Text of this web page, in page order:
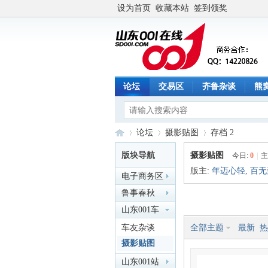
设为首页 收藏本站 签到领奖
论坛 交易区 齐鲁杂谈 熊
山»
论坛
›
摄影贴图
›
存档 2
版块导航
电子商务区
鲁事春秋
山东001车
友会
车友杂谈
摄影贴图
山东001站
摄影贴图 今日: 0
版主: 年迈心轻, 百
全部主题 最新